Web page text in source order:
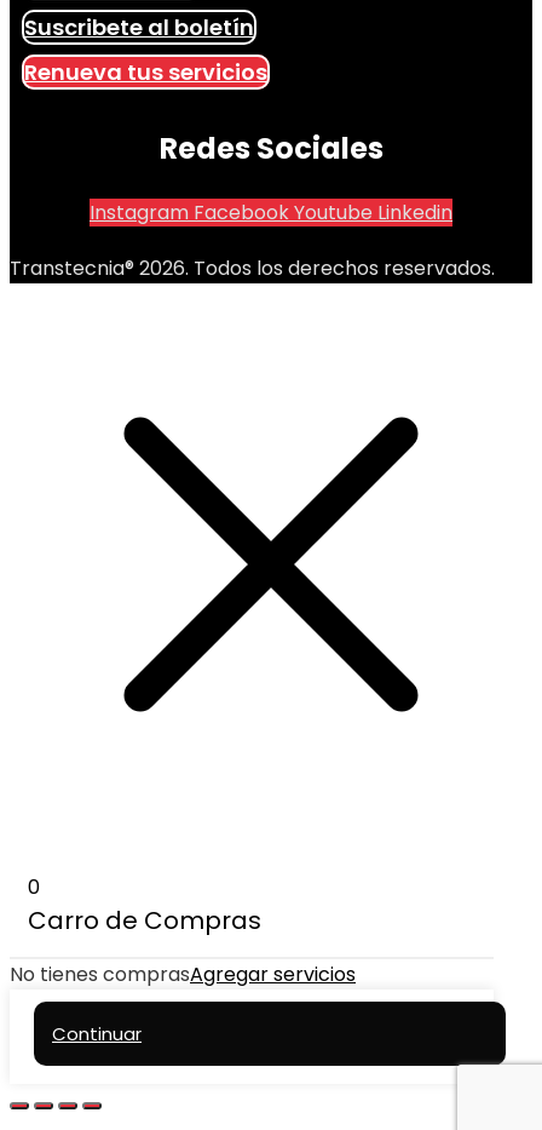
Suscribete al boletín
Renueva tus servicios
Redes Sociales
Instagram FacebookYoutube Linkedin
Transtecnia® 2026. Todos los derechos reservados.
0
Carro de Compras
No tienes comprasAgregar servicios
Continuar